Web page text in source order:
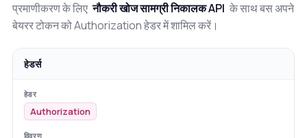
प्रमाणीकरण के लिए नौकरी खोज सामग्री निकालक API के साथ बस अपने
बेयरर टोकन को Authorization हेडर में शामिल करें।
हेडर्स
Authorization